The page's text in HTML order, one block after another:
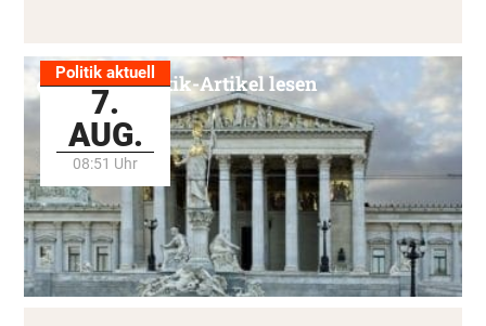
Politik aktuell
7.
AUG.
08:51 Uhr
Alle Politik-Artikel lesen